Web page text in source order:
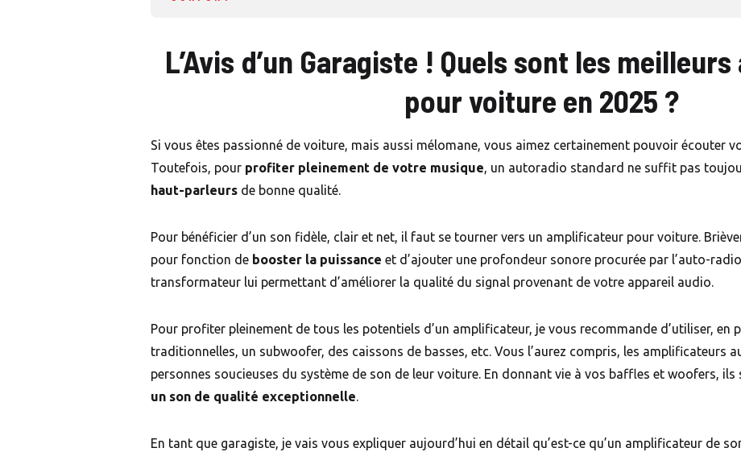
L’Avis d’un Garagiste ! Quels sont les
pour voiture en 2025 ?
Si vous êtes passionné de voiture, mais aussi mélomane, vous aimez certainement pouvoir écouter
Toutefois, pour profiter pleinement de votre musique, un autoradio standard ne suffit pas
haut-parleurs de bonne qualité.
Pour bénéficier d’un son fidèle, clair et net, il faut se tourner vers un amplificateur pour voiture.
pour fonction de booster la puissance et d’ajouter une profondeur sonore procurée par l’auto-
transformateur lui permettant d’améliorer la qualité du signal provenant de votre appareil audio.
Pour profiter pleinement de tous les potentiels d’un amplificateur, je vous recommande d’utiliser, en
traditionnelles, un subwoofer, des caissons de basses, etc. Vous l’aurez compris, les amplificateurs
personnes soucieuses du système de son de leur voiture. En donnant vie à vos baffles et woofers,
un son de qualité exceptionnelle.
En tant que garagiste, je vais vous expliquer aujourd’hui en détail qu’est-ce qu’un amplificateur de